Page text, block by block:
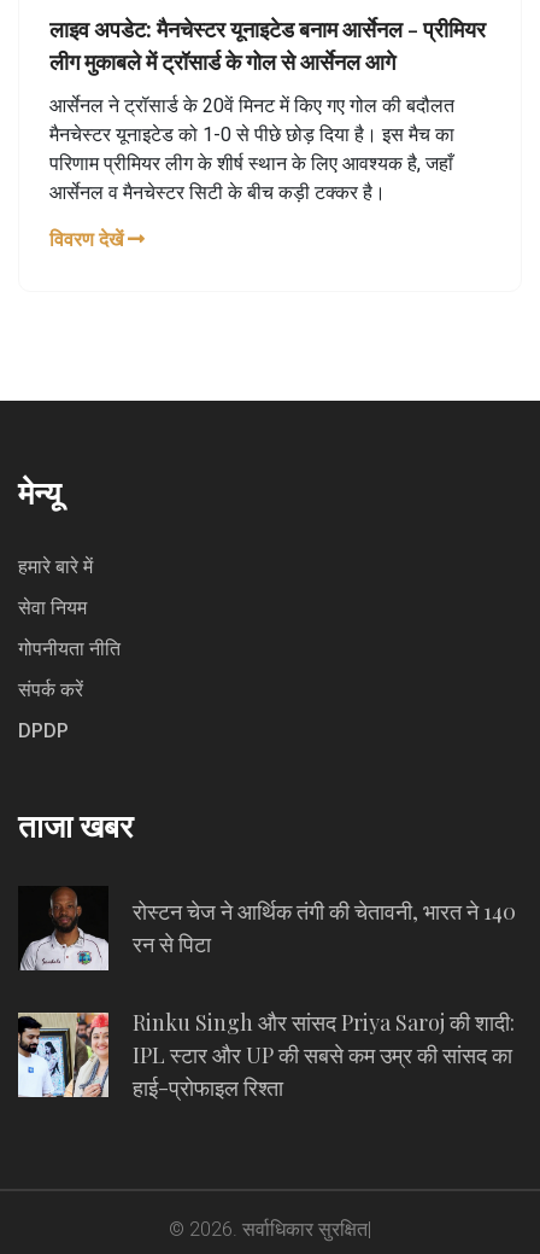
लाइव अपडेट: मैनचेस्टर यूनाइटेड बनाम आर्सेनल - प्रीमियर
लीग मुकाबले में ट्रॉसार्ड के गोल से आर्सेनल आगे
आर्सेनल ने ट्रॉसार्ड के 20वें मिनट में किए गए गोल की बदौलत
मैनचेस्टर यूनाइटेड को 1-0 से पीछे छोड़ दिया है। इस मैच का
परिणाम प्रीमियर लीग के शीर्ष स्थान के लिए आवश्यक है, जहाँ
आर्सेनल व मैनचेस्टर सिटी के बीच कड़ी टक्कर है।
विवरण देखें
मेन्यू
हमारे बारे में
सेवा नियम
गोपनीयता नीति
संपर्क करें
DPDP
ताजा खबर
रोस्टन चेज ने आर्थिक तंगी की चेतावनी, भारत ने 140
रन से पिटा
Rinku Singh और सांसद Priya Saroj की शादी:
IPL स्टार और UP की सबसे कम उम्र की सांसद का
हाई-प्रोफाइल रिश्ता
© 2026. सर्वाधिकार सुरक्षित|